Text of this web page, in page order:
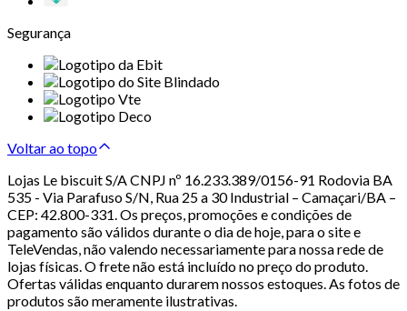
Segurança
Voltar ao topo
Lojas Le biscuit S/A CNPJ nº 16.233.389/0156-91 Rodovia BA
535 - Via Parafuso S/N, Rua 25 a 30 Industrial – Camaçari/BA –
CEP: 42.800-331. Os preços, promoções e condições de
pagamento são válidos durante o dia de hoje, para o site e
TeleVendas, não valendo necessariamente para nossa rede de
lojas físicas. O frete não está incluído no preço do produto.
Ofertas válidas enquanto durarem nossos estoques. As fotos de
produtos são meramente ilustrativas.